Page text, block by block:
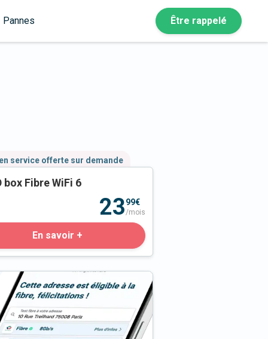
Pannes Être rappelé
service offerte sur demande
box Fibre WiFi 6
2399€
/mois
En savoir +